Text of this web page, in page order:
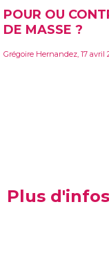
POUR OU
DE MASSE ?
Grégoire Hernandez, 17 avril
Plus d'infos